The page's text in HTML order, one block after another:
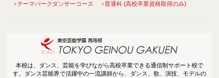
テーマパークダンサーコース
普通科 (高校卒業資格取得のみ)
本校は、ダンス、芸能を学びながら高校卒業できる通信制サポート校で
す。ダンス芸能界で活躍中の一流講師から、ダンス、歌、演技、モデルの